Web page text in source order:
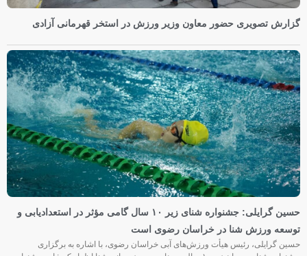
گزارش تصویری حضور معاون وزیر ورزش در استخر قهرمانی آزادی
حسین گرایلی: جشنواره شنای زیر ۱۰ سال گامی مؤثر در استعدادیابی و
توسعه ورزش شنا در خراسان رضوی است
حسین گرایلی، رئیس هیأت ورزش‌های آبی خراسان رضوی، با اشاره به برگزاری